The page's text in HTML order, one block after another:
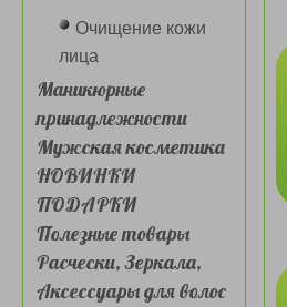
Очищение кожи
лица
Маникюрные
принадлежности
Мужская косметика
НОВИНКИ
ПОДАРКИ
Полезные товары
Расчески, Зеркала,
Аксессуары для волос